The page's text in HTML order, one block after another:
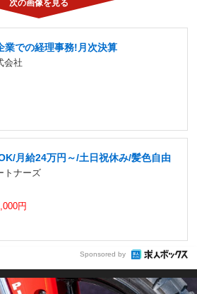
業での経理事務!月次決算
会社
月給24万円～/土日祝休み/髪色自由
トナーズ
円
Sponsored by